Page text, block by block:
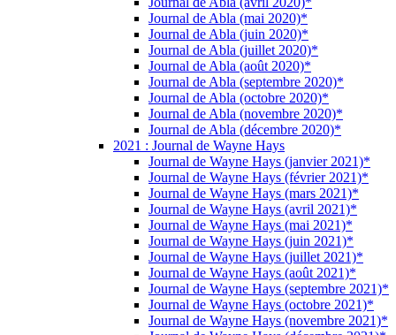
Journal de Abla (mai 2020)*
Journal de Abla (juin 2020)*
Journal de Abla (juillet 2020)*
Journal de Abla (août 2020)*
Journal de Abla (septembre 2020)*
Journal de Abla (octobre 2020)*
Journal de Abla (novembre 2020)*
Journal de Abla (décembre 2020)*
2021 : Journal de Wayne Hays
Journal de Wayne Hays (janvier 2021)*
Journal de Wayne Hays (février 2021)*
Journal de Wayne Hays (mars 2021)*
Journal de Wayne Hays (avril 2021)*
Journal de Wayne Hays (mai 2021)*
Journal de Wayne Hays (juin 2021)*
Journal de Wayne Hays (juillet 2021)*
Journal de Wayne Hays (août 2021)*
Journal de Wayne Hays (septembre 2021)*
Journal de Wayne Hays (octobre 2021)*
Journal de Wayne Hays (novembre 2021)*